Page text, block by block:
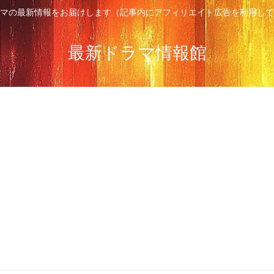
の最新情報をお届けします（記事内にアフィリエイト広告を利用し
最新ドラマ情報館